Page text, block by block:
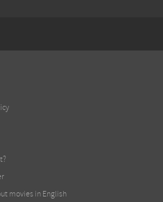
movies in English